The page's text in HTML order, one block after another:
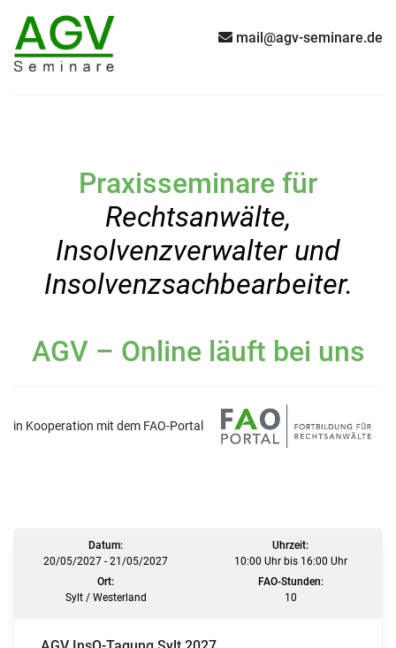
mail@agv-seminare.de
Praxisseminare für
Rechtsanwälte,
Insolvenzverwalter und
Insolvenzsachbearbeiter.
AGV – Online läuft bei uns
in Kooperation mit dem FAO-Portal
Datum:
20/05/2027 - 21/05/2027
Uhrzeit:
10:00 Uhr bis 16:00 Uhr
Ort:
Sylt / Westerland
FAO-Stunden:
10